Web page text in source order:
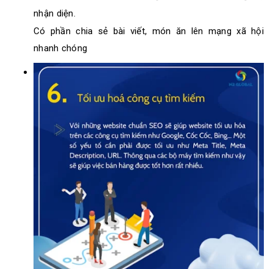
nhận diện.
Có phần chia sẻ bài viết, món ăn lên mạng xã hội
nhanh chóng